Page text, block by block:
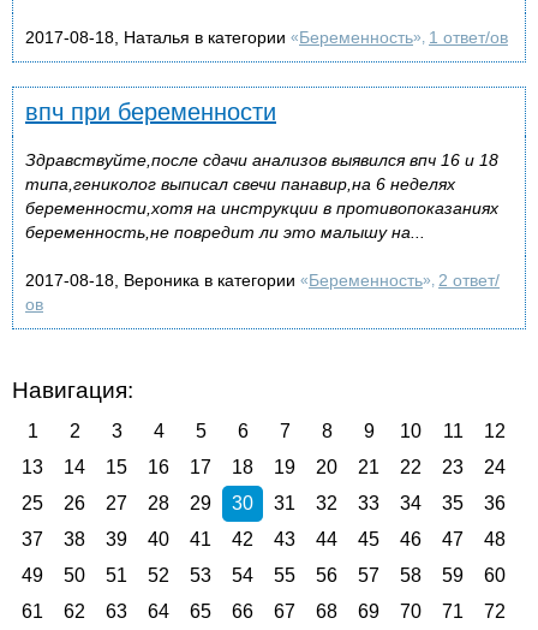
2017-08-18, Наталья в категории «Беременность», 1 ответ/ов
впч при беременности
Здравствуйте,после сдачи анализов выявился впч 16 и 18
типа,гениколог выписал свечи панавир,на 6 неделях
беременности,хотя на инструкции в противопоказаниях
беременность,не повредит ли это малышу на...
2017-08-18, Вероника в категории «Беременность», 2 ответ/
ов
Навигация:
1 2 3 4 5 6 7 8 9 10 11
12
13
14 15 16 17 18 19 20 21 22 23
24
25
26 27 28 29 30 31 32 33 34 35
36
37
38 39 40 41 42 43 44 45 46 47
48
49
50 51 52 53 54 55 56 57 58 59
60
61
62 63 64 65 66 67 68 69 70 71
72